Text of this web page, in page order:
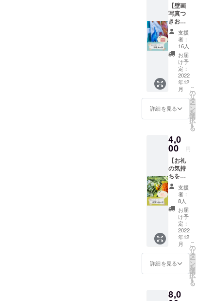
【壁画
写真つ
きお礼
メー
ル！】
壁画の
写真を
添え
て、感
謝の気
持ちを
メール
にてお
送りい
たしま
す。 こ
リター
ンは
「お気
持ち支
援」と
して、
全額を
プロ
ジェク
トに使
わせて
いただ
きま
す。
支援
者：
16人
お届
け予
定：
2022
年12
月
詳細を見る
こ
の
リ
タ
ー
ン
を
選
択
す
る
4,0
00 円
【お礼
の気持
ちをポ
スト
カード
に！】
ご支援
いただ
いた感
謝の気
持ち
を、ポ
スト
カード
に込め
てお届
す。 ポ
支援
者：
8人
お届
け予
定：
2022
年12
月
詳細を見る
こ
の
リ
タ
ー
ン
を
選
択
す
る
8,0